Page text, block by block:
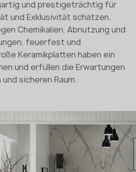
und prestigeträchtig für
und Exklusivität schätzen.
Chemikalien, Abnutzung und
feuerfest und
Keramikplatten haben ein
und erfüllen die Erwartungen
sicheren Raum.